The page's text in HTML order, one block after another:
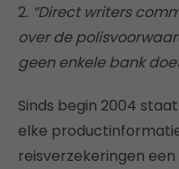
2. “Direct writers
over de
geen enkele bank
Sinds begin 2004
elke
reisverzekeringen